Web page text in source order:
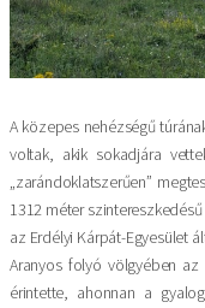
A közepes nehézségű
voltak, akik sokadjára
„zarándoklatszerűen”
1312 méter
az Erdélyi Kárpát-Egyesület
Aranyos folyó völgyében az
érintette, ahonnan a